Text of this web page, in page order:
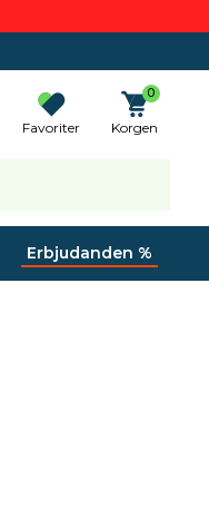
Favoriter
0
Korgen
Erbjudanden %